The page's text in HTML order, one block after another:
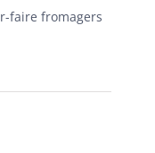
faire fromagers